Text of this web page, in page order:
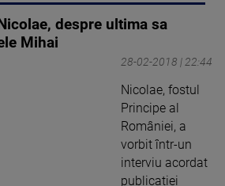
despre ultima sa
Mihai
28-02-2018 | 22:44
Nicolae, fostul
Principe al
României, a
vorbit într-un
interviu acordat
publicației